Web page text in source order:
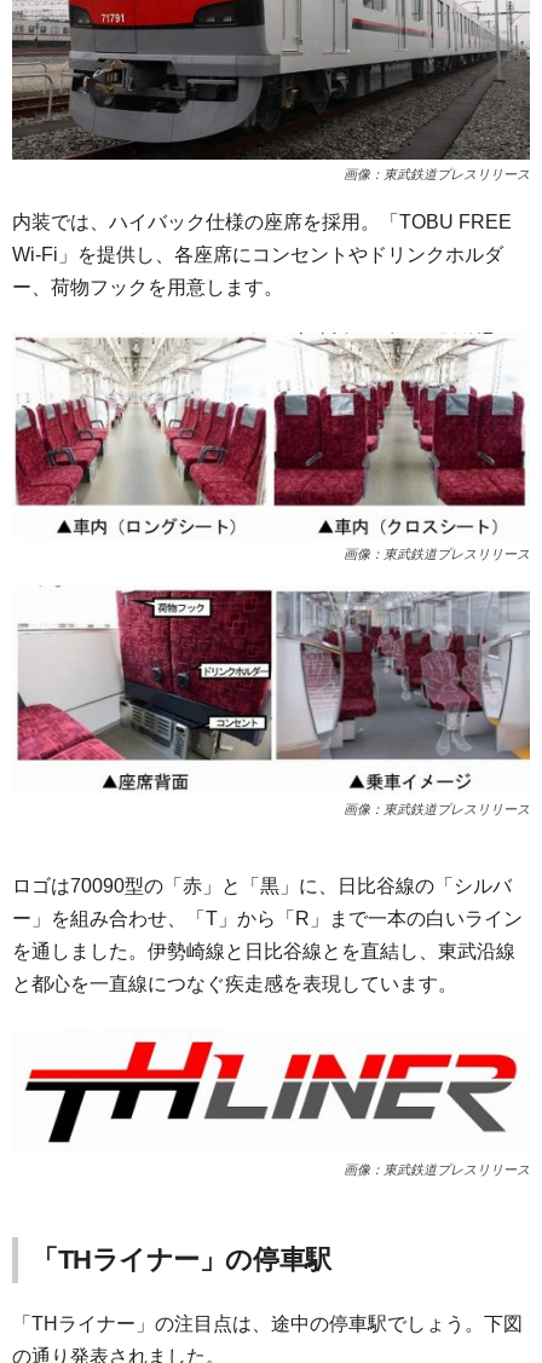
画像：東武鉄道プレスリリース
内装では、ハイバック仕様の座席を採用。「TOBU FREE
Wi-Fi」を提供し、各座席にコンセントやドリンクホルダ
ー、荷物フックを用意します。
画像：東武鉄道プレスリリース
画像：東武鉄道プレスリリース
ロゴは70090型の「赤」と「黒」に、日比谷線の「シルバ
ー」を組み合わせ、「T」から「R」まで一本の白いライン
を通しました。伊勢崎線と日比谷線とを直結し、東武沿線
と都心を一直線につなぐ疾走感を表現しています。
画像：東武鉄道プレスリリース
「THライナー」の停車駅
「THライナー」の注目点は、途中の停車駅でしょう。下図
の通り発表されました。